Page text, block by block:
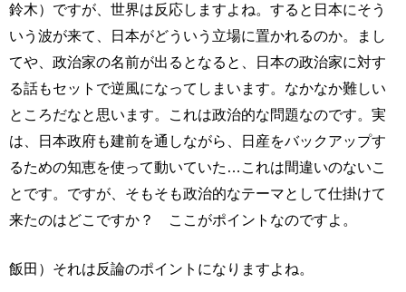
鈴木）ですが、世界は反応しますよね。すると日本にそう
いう波が来て、日本がどういう立場に置かれるのか。まし
てや、政治家の名前が出るとなると、日本の政治家に対す
る話もセットで逆風になってしまいます。なかなか難しい
ところだなと思います。これは政治的な問題なのです。実
は、日本政府も建前を通しながら、日産をバックアップす
るための知恵を使って動いていた…これは間違いのないこ
とです。ですが、そもそも政治的なテーマとして仕掛けて
来たのはどこですか？ ここがポイントなのですよ。
飯田）それは反論のポイントになりますよね。